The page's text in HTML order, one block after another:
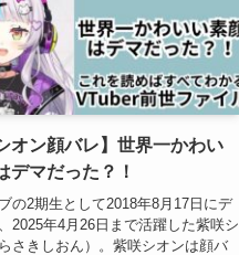
オン顔バレ】世界一かわい
デマだった？！
の2期生として2018年8月17日にデ
2025年4月26日まで活躍した紫咲シ
さきしおん）。紫咲シオンは顔バ